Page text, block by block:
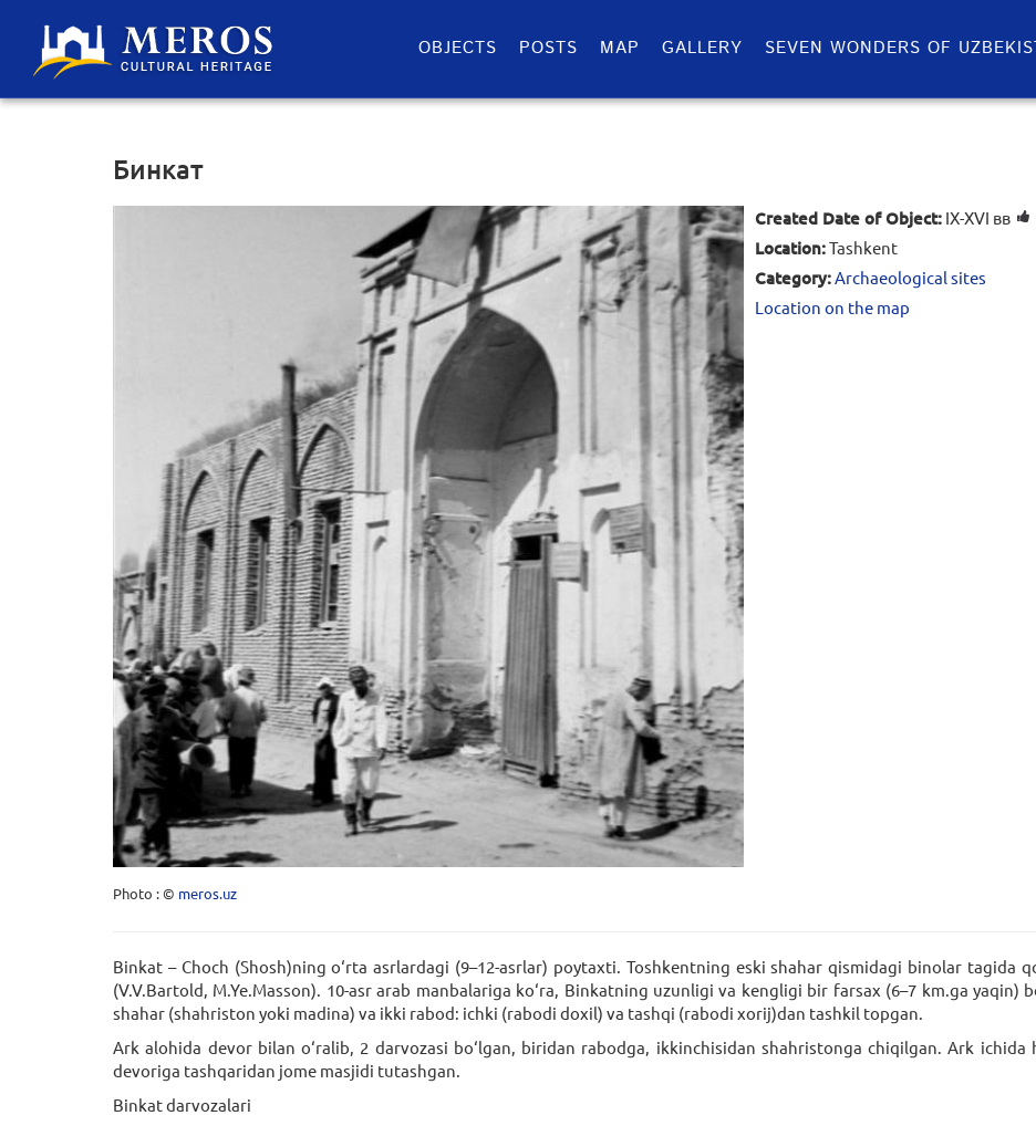
OBJECTS POSTS MAP GALLERY SEVEN WONDERS OF
Бинкат
Photo : © meros.uz
Created Date of Object: IX-XVI вв
Location:Tashkent
Category:Archaeological sites
Location on the map
Binkat – Choch (Shosh)ning o‘rta asrlardagi (9–12-asrlar) poytaxti. Toshkentning eski shahar qismidagi binolar tagida
(V.V.Bartold, M.Ye.Masson). 10-asr arab manbalariga ko‘ra, Binkatning uzunligi va kengligi bir farsax (6–7 km.ga yaqin)
shahar (shahriston yoki madina) va ikki rabod: ichki (rabodi doxil) va tashqi (rabodi xorij)dan tashkil topgan.
Ark alohida devor bilan o‘ralib, 2 darvozasi bo‘lgan, biridan rabodga, ikkinchisidan shahristonga chiqilgan. Ark
devoriga tashqaridan jome masjidi tutashgan.
Binkat darvozalari